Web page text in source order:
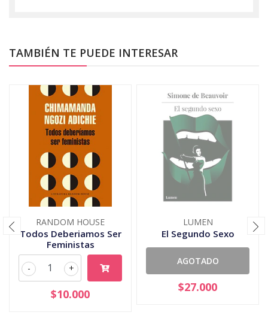
TAMBIÉN TE PUEDE INTERESAR
RANDOM HOUSE
Todos Deberiamos Ser
Feministas
+
-
$10.000
LUMEN
El Segundo Sexo
AGOTADO
$27.000